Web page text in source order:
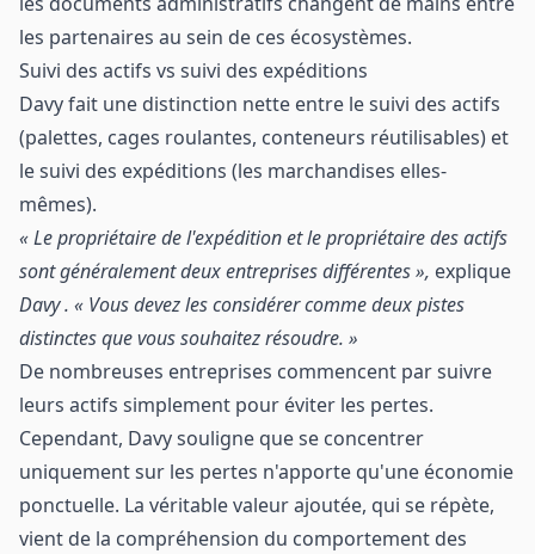
les partenaires au sein de ces écosystèmes.
Suivi des actifs vs suivi des expéditions
Davy fait une distinction nette entre le suivi des actifs
(palettes, cages roulantes, conteneurs réutilisables) et
le suivi des expéditions (les marchandises elles-
mêmes).
« Le propriétaire de l'expédition et le propriétaire des actifs
sont généralement deux entreprises différentes », explique
Davy . « Vous devez les considérer comme deux pistes
distinctes que vous souhaitez résoudre. »
De nombreuses entreprises commencent par suivre
leurs actifs simplement pour éviter les pertes.
Cependant, Davy souligne que se concentrer
uniquement sur les pertes n'apporte qu'une économie
ponctuelle. La véritable valeur ajoutée, qui se répète,
vient de la compréhension du comportement des